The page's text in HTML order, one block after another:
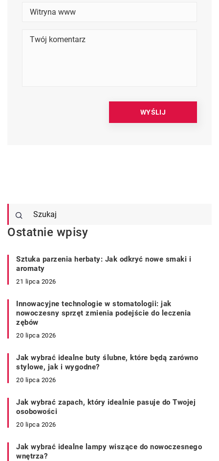
Ostatnie wpisy
Sztuka parzenia herbaty: Jak odkryć nowe smaki i
aromaty
21 lipca 2026
Innowacyjne technologie w stomatologii: jak
nowoczesny sprzęt zmienia podejście do leczenia
zębów
20 lipca 2026
Jak wybrać idealne buty ślubne, które będą zarówno
stylowe, jak i wygodne?
20 lipca 2026
Jak wybrać zapach, który idealnie pasuje do Twojej
osobowości
20 lipca 2026
Jak wybrać idealne lampy wiszące do nowoczesnego
wnętrza?